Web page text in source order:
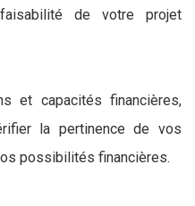
de votre projet
et capacités financières,
la pertinence de vos
possibilités financières.